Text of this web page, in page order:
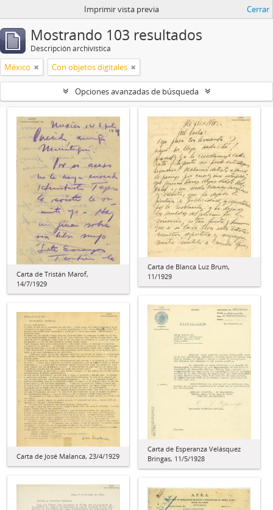
Imprimir vista previa Cerrar
Mostrando 103 resultados
Descripción archivística
México Con objetos digitales
Opciones avanzadas de búsqueda
Carta de Tristán Marof,
14/7/1929
Carta de Blanca Luz Brum,
11/1929
Carta de Esperanza Velásquez
Bringas, 11/5/1928
Carta de José Malanca, 23/4/1929